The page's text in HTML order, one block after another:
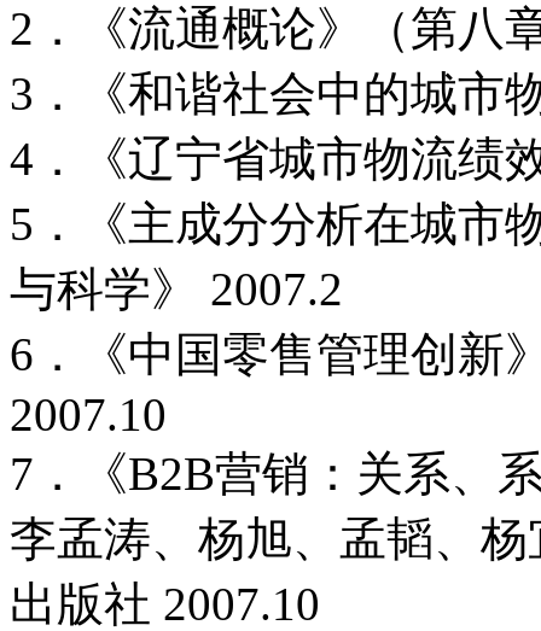
2．《流通概论》（第八
3．《和谐社会中的城市
4．《辽宁省城市物流绩
5．《主成分分析在城市
与科学》 2007.2
6．《中国零售管理创新
2007.10
7．《B2B营销：关系、
李孟涛、杨旭、孟韬、
出版社 2007.10